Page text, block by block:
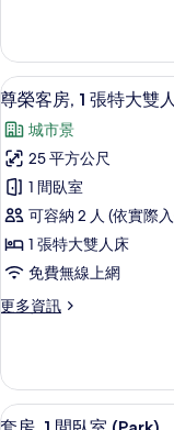
雙
人
床
(Park)
的
所
有
相
片
套
房,
1
張
特
大
雙
人
床
(Park)
的
詳
顯
示
尊
榮
客
房,
1
張
特
雙
人
10
尊榮客房, 1 張特大雙
城市景
25 平方公尺
1 間臥室
可容納 2 人 (依實際
1 張特大雙人床
免費無線上網
更多資訊
更
客
房,
1
顯 7